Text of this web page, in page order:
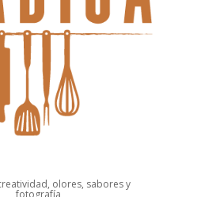
olores, sabores y